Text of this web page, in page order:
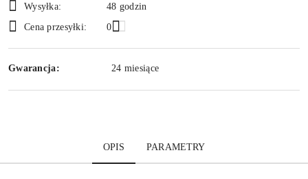
Wysyłka:
48 godzin
Cena przesyłki:
0
Gwarancja: 24 miesiące
OPIS PARAMETRY